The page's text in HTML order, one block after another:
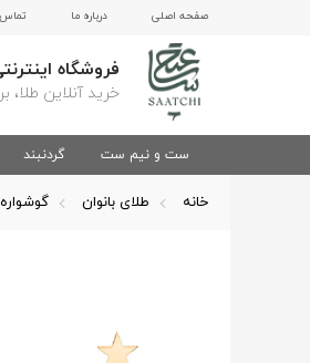
صفحه اصلی درباره ما تماس
فروشگاه
خرید آنلاین طلا،
ست و نیم ست گردنبند
خانه طلای بانوان گوشواره